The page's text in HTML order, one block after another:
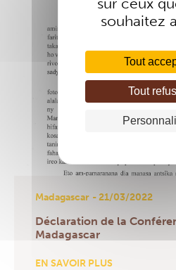
souhaitez
Tout
Tout
Madagascar - 21/03/2022
Déclaration de la
Madagascar
EN SAVOIR PLUS